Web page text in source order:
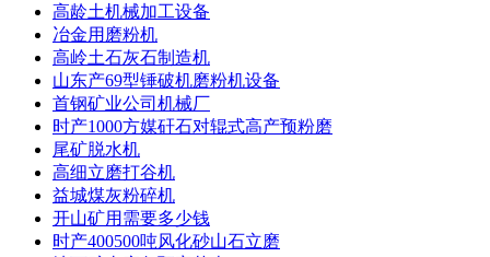
高龄土机械加工设备
冶金用磨粉机
高岭土石灰石制造机
山东产69型锤破机磨粉机设备
首钢矿业公司机械厂
时产1000方媒矸石对辊式高产预粉磨
尾矿脱水机
高细立磨打谷机
益城煤灰粉碎机
开山矿用需要多少钱
时产400500吨风化砂山石立磨